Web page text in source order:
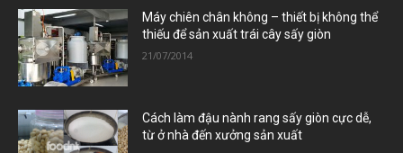
Máy chiên chân không – thiết bị không thể
thiếu để sản xuất trái cây sấy giòn
21/07/2014
Cách làm đậu nành rang sấy giòn cực dễ,
từ ở nhà đến xưởng sản xuất